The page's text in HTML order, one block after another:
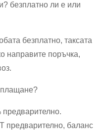
безплатно ли е или
безплатно, таксата
направите поръчка,
плащане?
предварително, баланс